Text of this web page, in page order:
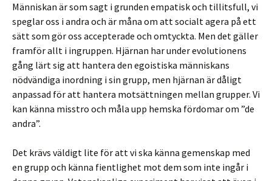
Människan är som sagt i grunden empatisk och tillitsfull, vi
speglar oss i andra och är måna om att socialt agera på ett
sätt som gör oss accepterade och omtyckta. Men det gäller
framför allt i ingruppen. Hjärnan har under evolutionens
gång lärt sig att hantera den egoistiska människans
nödvändiga inordning i sin grupp, men hjärnan är dåligt
anpassad för att hantera motsättningen mellan grupper. Vi
kan känna misstro och måla upp hemska fördomar om ”de
andra”.
Det krävs väldigt lite för att vi ska känna gemenskap med
en grupp och känna fientlighet mot dem som inte ingår i